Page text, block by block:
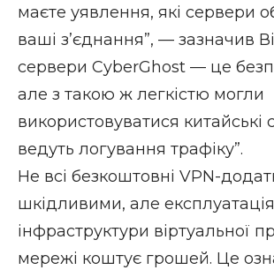
маєте уявлення, які сервери
ваші з’єднання”, — зазначив
сервери CyberGhost — це
але з такою ж легкістю могли
використовуватися
ведуть логування трафіку”.
Не всі безкоштовні VPN-
шкідливими, але експлуатація
інфраструктури віртуальної
мережі коштує грошей. Це